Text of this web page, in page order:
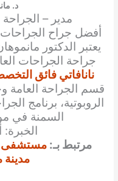
د.
مدير – الجراحة
أفضل جراح الجراحات
يعتبر الدكتور
جراحة الجراحات
نانافاتي فائق
قسم الجراحة العامة
الروبوتية، برنامج
السمنة في
الخبرة:
مرتبط بـ: مستشفى
مدينة